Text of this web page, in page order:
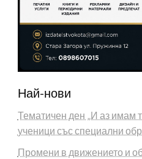
Най-нови
Тематичен ден „И аз имам
ученици със специални
Промени в движението и